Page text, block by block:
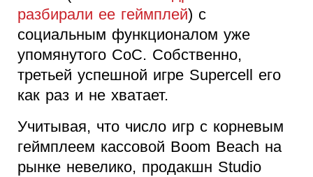
разбирали ее геймплей) c
социальным функционалом уже
упомянутого CoC. Собственно,
третьей успешной игре Supercell его
как раз и не хватает.
Учитывая, что число игр с корневым
геймплеем кассовой Boom Beach на
рынке невелико, продакшн Studio